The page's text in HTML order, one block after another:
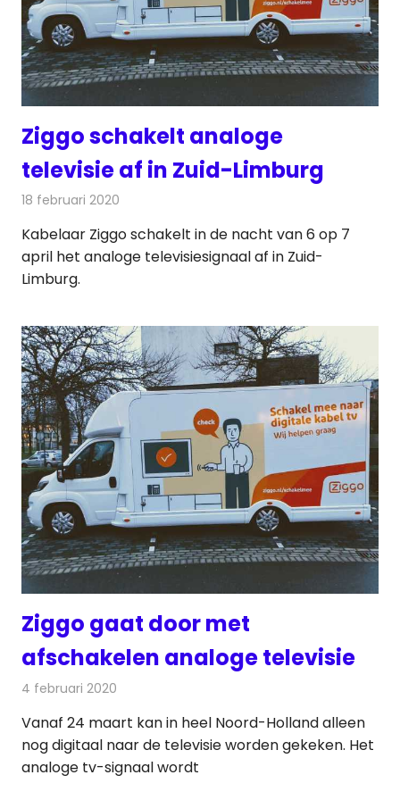
Ziggo schakelt analoge
televisie af in Zuid-Limburg
18 februari 2020
Kabelaar Ziggo schakelt in de nacht van 6 op 7
april het analoge televisiesignaal af in Zuid-
Limburg.
Ziggo gaat door met
afschakelen analoge televisie
4 februari 2020
Vanaf 24 maart kan in heel Noord-Holland alleen
nog digitaal naar de televisie worden gekeken. Het
analoge tv-signaal wordt